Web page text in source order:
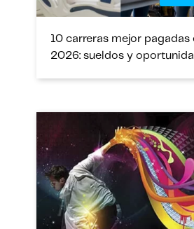
10 carreras mejor pagadas
2026: sueldos y